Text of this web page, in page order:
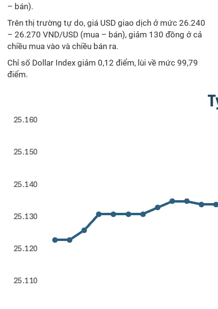
– bán).
Trên thị trường tự do, giá USD giao dịch ở mức 26.240
– 26.270 VND/USD (mua – bán), giảm 130 đồng ở cả
chiều mua vào và chiều bán ra.
Chỉ số Dollar Index giảm 0,12 điểm, lùi về mức 99,79
điểm.